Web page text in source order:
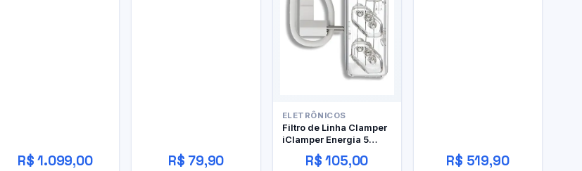
R$ 1.099,00 R$ 79,90
ELETRÔNICOS
Filtro de Linha Clamper
iClamper Energia 5
Tomadas
R$ 105,00 R$ 519,90